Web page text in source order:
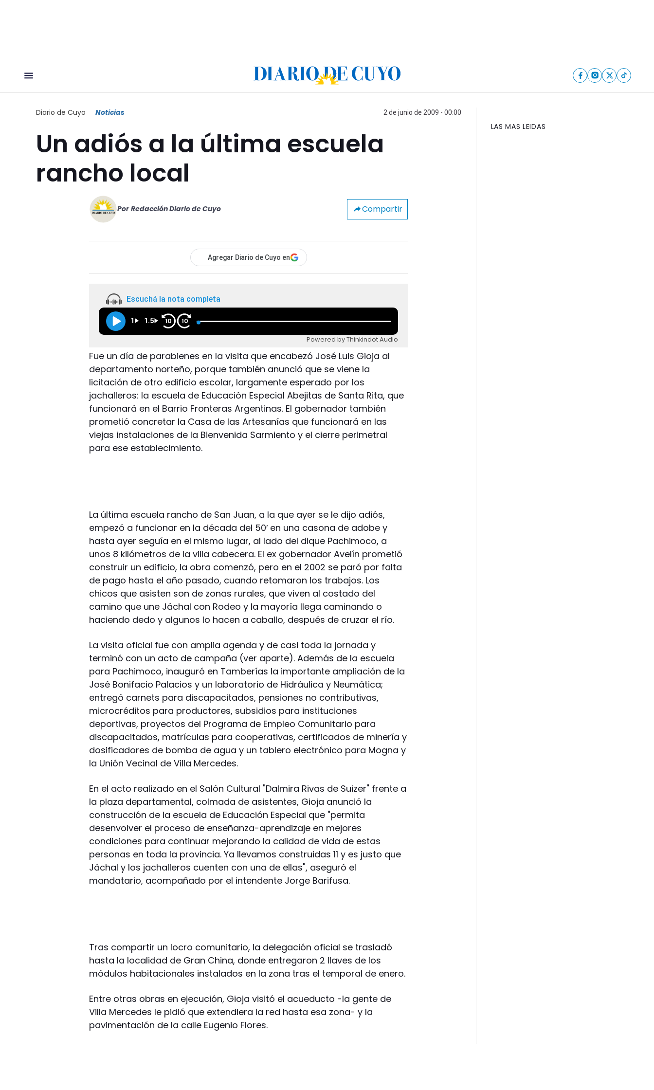
Diario de Cuyo Noticias 2 de junio de 2009 - 00:00
Un adiós a la última escuela
rancho local
Por Redacción Diario de Cuyo Compartir
Agregar Diario de Cuyo en
Escuchá la nota completa
1 1.5 10 10
Powered by Thinkindot Audio
Fue un día de parabienes en la visita que encabezó José Luis Gioja al
departamento norteño, porque también anunció que se viene la
licitación de otro edificio escolar, largamente esperado por los
jachalleros: la escuela de Educación Especial Abejitas de Santa Rita, que
funcionará en el Barrio Fronteras Argentinas. El gobernador también
prometió concretar la Casa de las Artesanías que funcionará en las
viejas instalaciones de la Bienvenida Sarmiento y el cierre perimetral
para ese establecimiento.
La última escuela rancho de San Juan, a la que ayer se le dijo adiós,
empezó a funcionar en la década del 50′ en una casona de adobe y
hasta ayer seguía en el mismo lugar, al lado del dique Pachimoco, a
unos 8 kilómetros de la villa cabecera. El ex gobernador Avelín prometió
construir un edificio, la obra comenzó, pero en el 2002 se paró por falta
de pago hasta el año pasado, cuando retomaron los trabajos. Los
chicos que asisten son de zonas rurales, que viven al costado del
camino que une Jáchal con Rodeo y la mayoría llega caminando o
haciendo dedo y algunos lo hacen a caballo, después de cruzar el río.
La visita oficial fue con amplia agenda y de casi toda la jornada y
terminó con un acto de campaña (ver aparte). Además de la escuela
para Pachimoco, inauguró en Tamberías la importante ampliación de la
José Bonifacio Palacios y un laboratorio de Hidráulica y Neumática;
entregó carnets para discapacitados, pensiones no contributivas,
microcréditos para productores, subsidios para instituciones
deportivas, proyectos del Programa de Empleo Comunitario para
discapacitados, matrículas para cooperativas, certificados de minería y
dosificadores de bomba de agua y un tablero electrónico para Mogna y
la Unión Vecinal de Villa Mercedes.
En el acto realizado en el Salón Cultural "Dalmira Rivas de Suizer" frente a
la plaza departamental, colmada de asistentes, Gioja anunció la
construcción de la escuela de Educación Especial que "permita
desenvolver el proceso de enseñanza-aprendizaje en mejores
condiciones para continuar mejorando la calidad de vida de estas
personas en toda la provincia. Ya llevamos construidas 11 y es justo que
Jáchal y los jachalleros cuenten con una de ellas", aseguró el
mandatario, acompañado por el intendente Jorge Barifusa.
Tras compartir un locro comunitario, la delegación oficial se trasladó
hasta la localidad de Gran China, donde entregaron 2 llaves de los
módulos habitacionales instalados en la zona tras el temporal de enero.
Entre otras obras en ejecución, Gioja visitó el acueducto -la gente de
Villa Mercedes le pidió que extendiera la red hasta esa zona- y la
pavimentación de la calle Eugenio Flores.
LAS MAS LEIDAS